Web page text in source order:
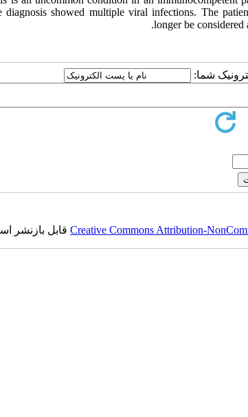
diagnosis showed multiple viral infections. The
longer be considered
شما:
Creative Commons Attribution-قابل بازنشر